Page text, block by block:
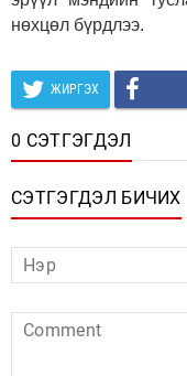
нөхцөл бүрдлээ.
ЖИРГЭХ
0 СЭТГЭГДЭЛ
СЭТГЭГДЭЛ БИЧИХ